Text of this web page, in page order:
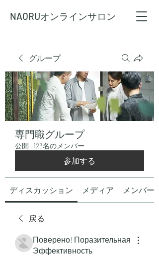
NAORUオンラインサロン
グループ
専門職グループ
公開 · 123名のメンバー
参加する
ディスカッション メディア メンバー
戻る
Поверено! Поразительная
Эффективность